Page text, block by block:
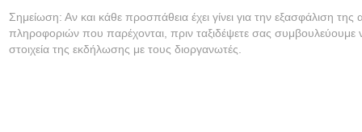
Σημείωση: Αν και κάθε προσπάθεια έχει γίνει για την εξασφάλιση της
πληροφοριών που παρέχονται, πριν ταξιδέψετε σας συμβουλεύουμε
στοιχεία της εκδήλωσης με τους διοργανωτές.